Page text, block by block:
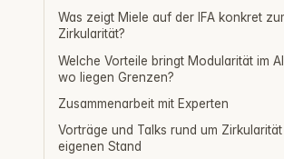
Was zeigt Miele auf der IFA konkret
Zirkularität?
Welche Vorteile bringt Modularität im
wo liegen Grenzen?
Zusammenarbeit mit Experten
Vorträge und Talks rund um
eigenen Stand